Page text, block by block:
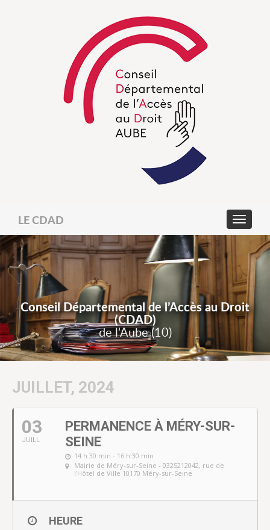
LE CDAD
Conseil Départemental de l’Accès au Droit
(CDAD)
de l'Aube (10)
JUILLET, 2024
03
JUILL
PERMANENCE À MÉRY-SUR-
SEINE
14 h 30 min - 16 h 30 min
Mairie de Méry-sur-Seine - 0325212042, rue de
l'Hôtel de Ville 10170 Méry-sur-Seine
HEURE